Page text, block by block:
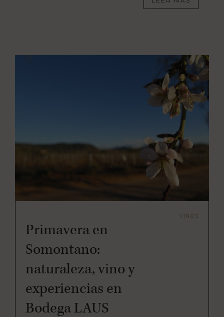
VINOS
Primavera en
Somontano:
naturaleza, vino y
experiencias en
Bodega LAUS